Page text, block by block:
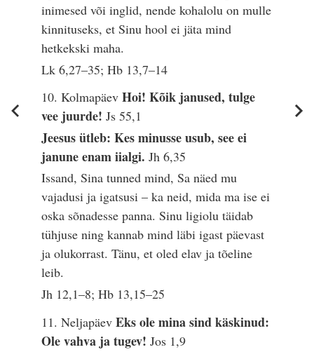
inimesed või inglid, nende kohalolu on mulle
kinnituseks, et Sinu hool ei jäta mind
hetkekski maha.
Lk 6,27–35; Hb 13,7–14
10. KolmapäevHoi! Kõik janused, tulge
vee juurde!Js 55,1
Jeesus ütleb: Kes minusse usub, see ei
janune enam iialgi.Jh 6,35
Issand, Sina tunned mind, Sa näed mu
vajadusi ja igatsusi – ka neid, mida ma ise ei
oska sõnadesse panna. Sinu ligiolu täidab
tühjuse ning kannab mind läbi igast päevast
ja olukorrast. Tänu, et oled elav ja tõeline
leib.
Jh 12,1–8; Hb 13,15–25
11. NeljapäevEks ole mina sind käskinud:
Ole vahva ja tugev!Jos 1,9